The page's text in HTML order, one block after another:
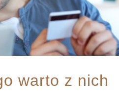
warto z nich